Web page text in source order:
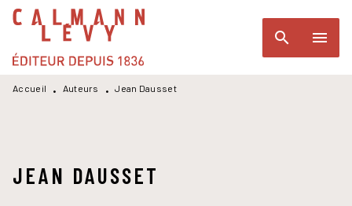
MENU RECHERCHE
PIED DE PAGE
search menu
Accueil • Auteurs • Jean Dausset
JEAN DAUSSET